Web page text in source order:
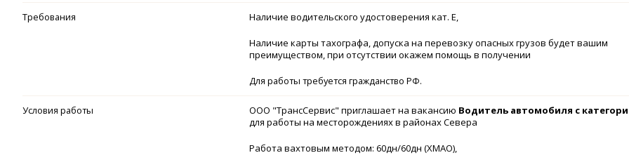
Требования Наличие водительского удостоверения кат. Е,
Наличие карты тахографа, допуска на перевозку опасных грузов будет вашим
преимуществом, при отсутствии окажем помощь в получении
Для работы требуется гражданство РФ.
Условия работы ООО "ТрансСервис" приглашает на вакансию Водитель автомобиля с
для работы на месторождениях в районах Севера
Работа вахтовым методом: 60дн/60дн (ХМАО),